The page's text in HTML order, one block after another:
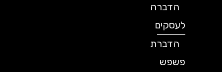
הדברה
לעסקים
הדברת
פשפש